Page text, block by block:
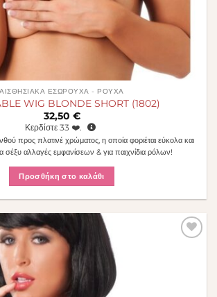
ΑΙΣΘΗΣΙΑΚΆ ΕΣΏΡΟΥΧΑ - ΡΟΎΧΑ
WIG BLONDE SHORT (1802)
32,50 €
Κερδίστε 33❤️.
προς πλατινέ χρώματος, η οποία φοριέται εύκολα και
σέξυ αλλαγές εμφανίσεων & για παιχνίδια ρόλων!
Προσθήκη στο καλάθι